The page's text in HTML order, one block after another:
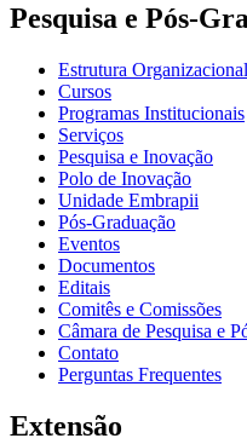
Pesquisa e Pós-
Estrutura Organizacional
Cursos
Programas Institucionais
Serviços
Pesquisa e Inovação
Polo de Inovação
Unidade Embrapii
Pós-Graduação
Eventos
Documentos
Editais
Comitês e Comissões
Câmara de Pesquisa e
Contato
Perguntas Frequentes
Extensão